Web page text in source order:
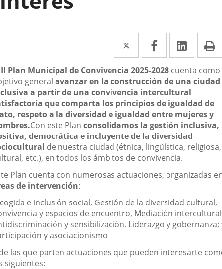
Twitter
Enlace
a
una
aplicación
externa.
Facebook
Enlace
a
una
aplicación
externa.
Enlace
a
una
II Plan Municipal de Convivencia 2025-2028 cuenta como
general avanzar en la construcción de una ciudad
a partir de una convivencia intercultural
que comparta los principios de igualdad de
respeto a la diversidad e igualdad entre mujeres y
Con este Plan consolidamos la gestión inclusiva,
democrática e incluyente de la diversidad
de nuestra ciudad (étnica, lingüística, religiosa,
etc.), en todos los ámbitos de convivencia.
Plan cuenta con numerosas actuaciones, organizadas
de intervención:
e inclusión social, Gestión de la diversidad cultural,
y espacios de encuentro, Mediación
y sensibilización, Liderazgo y gobernanza;
y asociacionismo
las que parten actuaciones que pueden interesarte
siguientes: